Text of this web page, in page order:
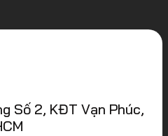
Số 2, KĐT Vạn Phúc,